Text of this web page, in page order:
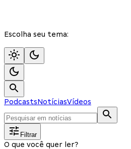
Escolha seu tema:
PodcastsNotíciasVídeos
Filtrar
O que você quer ler?